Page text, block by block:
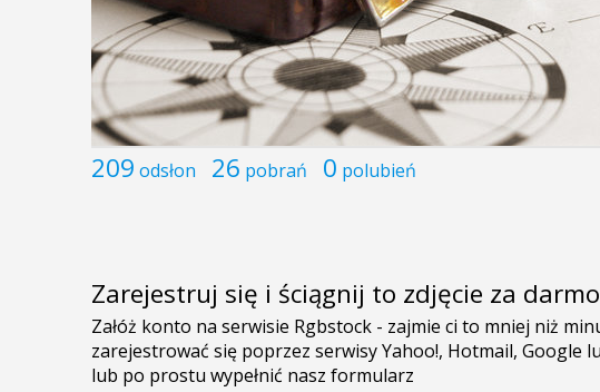
209 odsłon 26 pobrań 0 polubień
Zarejestruj się i ściągnij to zdjęcie za darmo